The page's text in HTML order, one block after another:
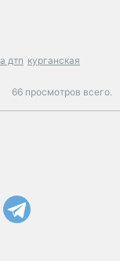
дтп курганская
66 просмотров всего.